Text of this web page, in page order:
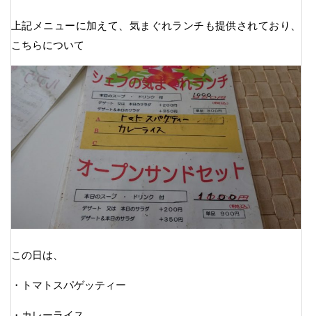
上記メニューに加えて、気まぐれランチも提供されており、
こちらについて
この日は、
・トマトスパゲッティー